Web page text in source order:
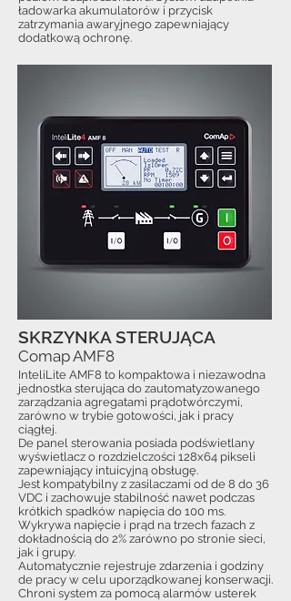
ładowarka akumulatorów i przycisk
zatrzymania awaryjnego zapewniający
dodatkową ochronę.
InteliLite AMF8 to kompaktowa i niezawodna
jednostka sterująca do zautomatyzowanego
zarządzania agregatami prądotwórczymi,
zarówno w trybie gotowości, jak i pracy
ciągłej.
De panel sterowania posiada podświetlany
wyświetlacz o rozdzielczości 128x64 pikseli
zapewniający intuicyjną obsługę.
Jest kompatybilny z zasilaczami od de 8 do 36
VDC i zachowuje stabilność nawet podczas
krótkich spadków napięcia do 100 ms.
Wykrywa napięcie i prąd na trzech fazach z
dokładnością do 2% zarówno po stronie sieci,
jak i grupy.
Automatycznie rejestruje zdarzenia i godziny
de pracy w celu uporządkowanej konserwacji.
Chroni system za pomocą alarmów usterek
SKRZYNKA STERUJĄCA
Comap AMF8